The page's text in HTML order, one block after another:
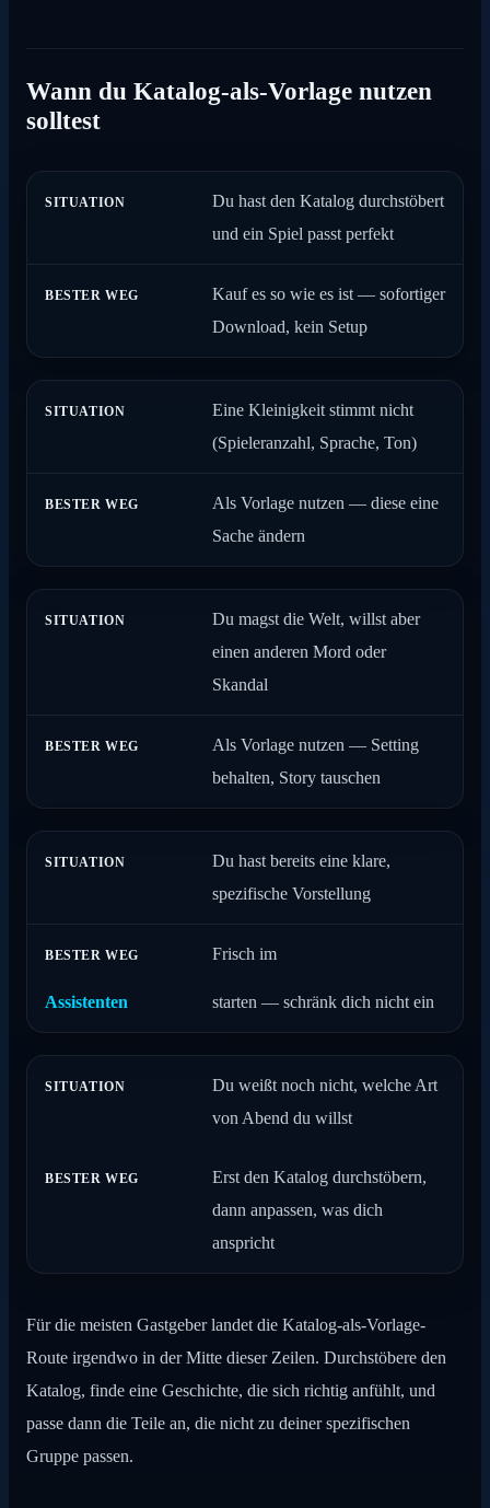
Wann du Katalog-als-Vorlage nutzen
solltest
SITUATION BESTER WEG
Du hast den Katalog durchstöbert
und ein Spiel passt perfekt
Kauf es so wie es ist — sofortiger
Download, kein Setup
Eine Kleinigkeit stimmt nicht
(Spieleranzahl, Sprache, Ton)
Als Vorlage nutzen — diese eine
Sache ändern
Du magst die Welt, willst aber
einen anderen Mord oder
Skandal
Als Vorlage nutzen — Setting
behalten, Story tauschen
Du hast bereits eine klare,
spezifische Vorstellung
Frisch im
Assistenten starten — schränk dich nicht ein
Du weißt noch nicht, welche Art
von Abend du willst
Erst den Katalog durchstöbern,
dann anpassen, was dich
anspricht
Für die meisten Gastgeber landet die Katalog-als-Vorlage-
Route irgendwo in der Mitte dieser Zeilen. Durchstöbere den
Katalog, finde eine Geschichte, die sich richtig anfühlt, und
passe dann die Teile an, die nicht zu deiner spezifischen
Gruppe passen.